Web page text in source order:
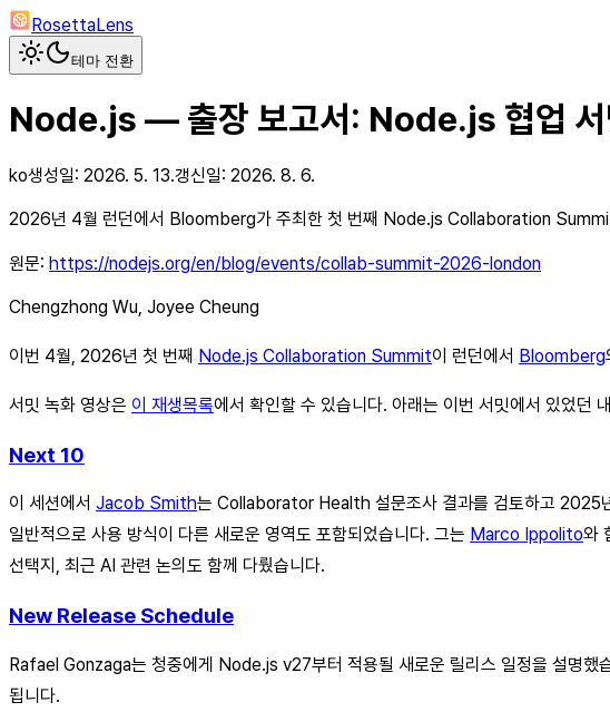
RosettaLens
테마 전환
Node.js — 출장 보고서: Node.js 협업
ko생성일: 2026. 5. 13.갱신일: 2026. 8. 6.
2026년 4월 런던에서 Bloomberg가 주최한 첫 번째 Node.js Collaboration Summit
원문: https://nodejs.org/en/blog/events/collab-summit-2026-london
Chengzhong Wu, Joyee Cheung
이번 4월, 2026년 첫 번째 Node.js Collaboration Summit이 런던에서 Bloomberg
서밋 녹화 영상은 이 재생목록에서 확인할 수 있습니다. 아래는 이번 서밋에서 있었던
Next 10
이 세션에서 Jacob Smith는 Collaborator Health 설문조사 결과를 검토하고 2025
일반적으로 사용 방식이 다른 새로운 영역도 포함되었습니다. 그는 Marco Ippolito와
선택지, 최근 AI 관련 논의도 함께 다뤘습니다.
New Release Schedule
Rafael Gonzaga는 청중에게 Node.js v27부터 적용될 새로운 릴리스 일정을 설명
됩니다.